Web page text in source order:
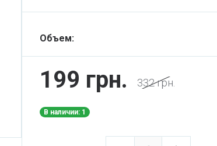
Объем:
199 грн. 332 грн.
В наличии: 1